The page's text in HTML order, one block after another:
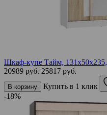
Шкаф-купе Тайм, 131х50х235,
20989 руб. 25817 руб.
В корзину
Купить в 1 клик
-18%